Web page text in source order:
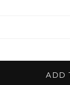
Nut Tool
ADD